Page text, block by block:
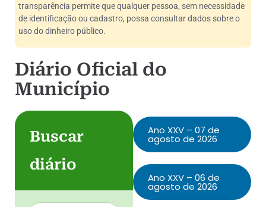
transparência permite que qualquer pessoa, sem necessidade
de identificação ou cadastro, possa consultar dados sobre o
uso do dinheiro público.
Diário Oficial do
Município
Buscar
diário
Ano XXV – 07 de
agosto de 2026
Ano XXV – 06 de
agosto de 2026